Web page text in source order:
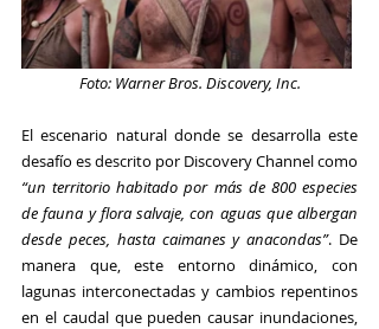
Foto: Warner Bros. Discovery, Inc.
El escenario natural donde se desarrolla este
desafío es descrito por Discovery Channel
“un territorio habitado por más de 800 especies
de fauna y flora salvaje, con aguas que albergan
desde peces, hasta caimanes y anacondas”. De
manera que, este entorno dinámico, con
lagunas interconectadas y cambios repentinos
en el caudal que pueden causar inundaciones,